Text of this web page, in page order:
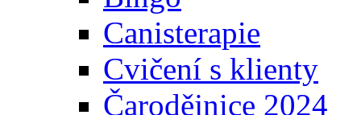
Canisterapie
Cvičení s klienty
Čarodějnice 2024